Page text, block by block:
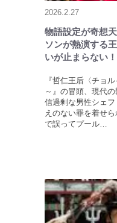
2026.2.27
物語設定が奇想
ソンが熱演する
いが止まらない
『哲仁王后〈チョ
～』の冒頭、現代
信過剰な男性シェ
えのない罪を着せ
で誤ってプール…